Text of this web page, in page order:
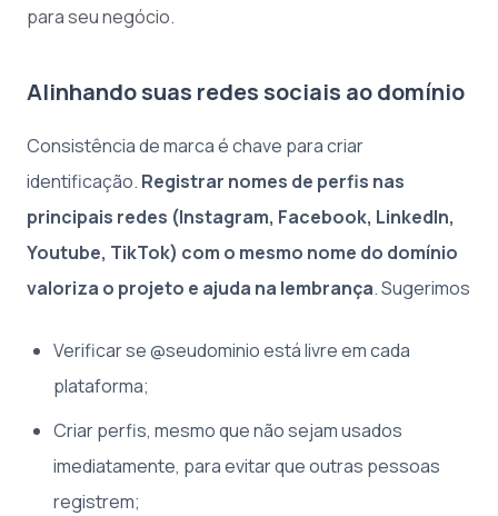
para seu negócio.
Alinhando suas redes sociais ao domínio
Consistência de marca é chave para criar
identificação. Registrar nomes de perfis nas
principais redes (Instagram, Facebook, LinkedIn,
Youtube, TikTok) com o mesmo nome do domínio
valoriza o projeto e ajuda na lembrança. Sugerimos
Verificar se @seudominio está livre em cada
plataforma;
Criar perfis, mesmo que não sejam usados
imediatamente, para evitar que outras pessoas
registrem;